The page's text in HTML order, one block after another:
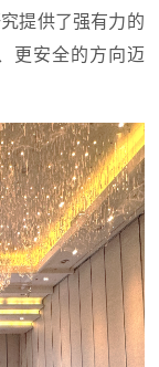
提供了强有力的
更安全的方向迈